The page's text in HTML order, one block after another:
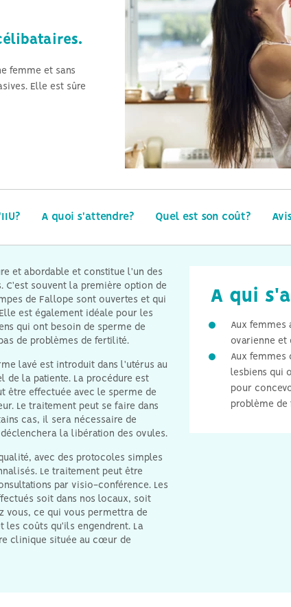
et fertilité
et stérilité
femme et sans
Elle est sûre
A quoi s'attendre? Quel est son coût?
et abordable et constitue l'un des
souvent la première option de
de Fallope sont ouvertes et qui
est également idéale pour les
qui ont besoin de sperme de
de problèmes de fertilité.
lavé est introduit dans l'utérus au
de la patiente. La procédure est
être effectuée avec le sperme de
Le traitement peut se faire dans
cas, il sera nécessaire de
la libération des ovules.
avec des protocoles simples
Le traitement peut être
par visio-conférence. Les
soit dans nos locaux, soit
vous, ce qui vous permettra de
les coûts qu'ils engendrent. La
clinique située au cœur de
A qui
Aux femmes
ovarienne et
Aux femmes
lesbiens qui
pour
problème de
plus
de
L'IIU est la forme de
procréation assistée la
plus abordable.